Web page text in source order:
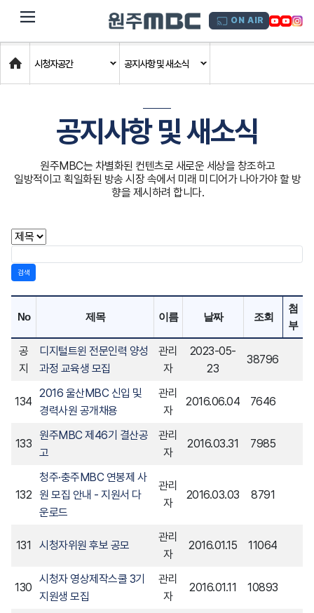
dehaze ON AIR
Home
시청자공간 공지사항 및 새소식
공지사항 및 새소식
원주MBC는 차별화된 컨텐츠로 새로운 세상을 창조하고
일방적이고 획일화된 방송 시장 속에서 미래 미디어가 나아가야 할 방
향을 제시하려 합니다.
검색
No 제목 이름 날짜 조회
첨
부
공
지
디지털트윈 전문인력 양성
과정 교육생 모집
관리
자
2023-05-
23
38796
134
2016 울산MBC 신입 및
경력사원 공개채용
관리
자
2016.06.04 7646
133
원주MBC 제46기 결산공
고
관리
자
2016.03.31 7985
132
청주·충주MBC 연봉제 사
원 모집 안내 - 지원서 다
운로드
관리
자
2016.03.03 8791
131 시청자위원 후보 공모
관리
자
2016.01.15 11064
130
시청자 영상제작스쿨 3기
지원생 모집
관리
자
2016.01.11 10893